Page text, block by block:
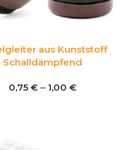
aus Kunststoff
Schalldämpfend
0,75 € – 1,00 €